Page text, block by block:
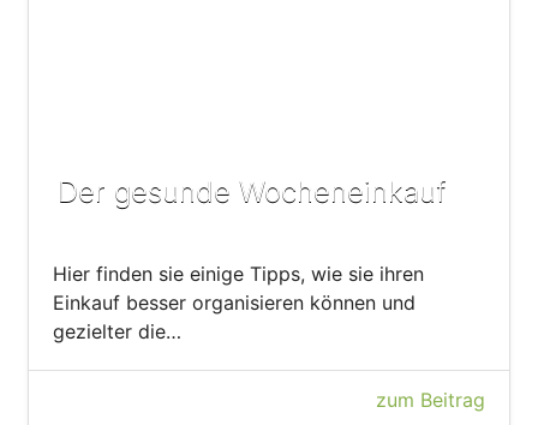
Der gesunde Wocheneinkauf
Hier finden sie einige Tipps, wie sie ihren
Einkauf besser organisieren können und
gezielter die…
zum Beitrag